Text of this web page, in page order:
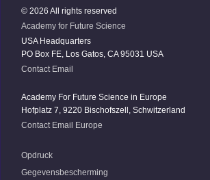
© 2026 All rights reserved
Academy for Future Science
USA Headquarters
PO Box FE, Los Gatos, CA 95031 USA
Contact Email
Academy For Future Science in Europe
Hofplatz 7, 9220 Bischofszell, Schwitzerland
Contact Email Europe
Opdruck
Gegevensbescherming